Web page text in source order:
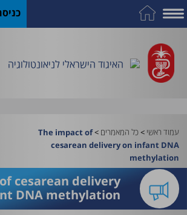
האיגוד הישראלי לניאונטולוגיה
על
האיגוד
פרסומי
האיגוד
התמחות
במקצוע
כח
אדם
וציוד
כלים
שימושיים
כנס
האיגוד
עמוד ראשי>כל המאמרים>
The impact of
cesarean delivery on infant DNA
methylation
cesarean delivery
DNA methylation